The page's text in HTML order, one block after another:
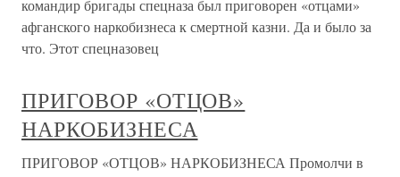
командир бригады спецназа был приговорен «отцами»
афганского наркобизнеса к смертной казни. Да и было за
что. Этот спецназовец
ПРИГОВОР «ОТЦОВ»
НАРКОБИЗНЕСА
ПРИГОВОР «ОТЦОВ» НАРКОБИЗНЕСА Промолчи в